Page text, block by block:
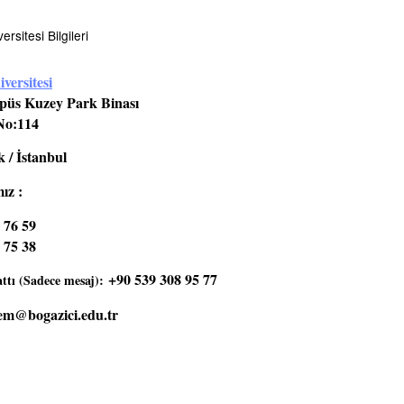
Bilgileri
Kuzey Park Binası
/ İstanbul
:
59
38
(Sadece mesaj): +90 539 308 95 77